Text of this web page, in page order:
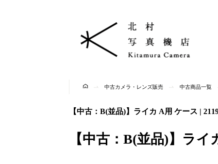
中古カメラ・レンズ販売 中古商品一覧
【中古：B(並品)】ライカ A用 ケース |
【中古：B(並品)】ライ